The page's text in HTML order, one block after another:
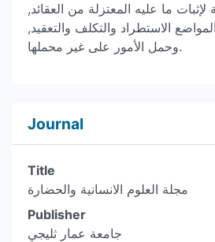
لإثبات ما عليه المعتزلة من العقائد,
الاستطراد والتكلف والتعقيد,
وحمل الأمور على غير محملها.
Journal
Title
مجلة العلوم الانسانية والحضارة
Publisher
جامعة عمار ثليجي